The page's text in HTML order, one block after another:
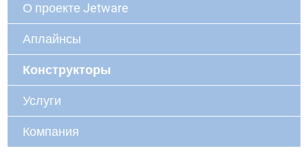
О проекте Jetware
Аплайнсы
Конструкторы
Услуги
Компания